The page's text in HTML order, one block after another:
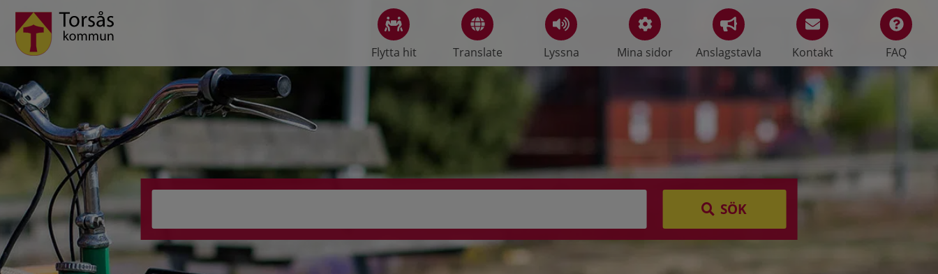
Flytta hit Translate Lyssna Mina sidor Anslagstavla Kontakt FAQ
SÖK